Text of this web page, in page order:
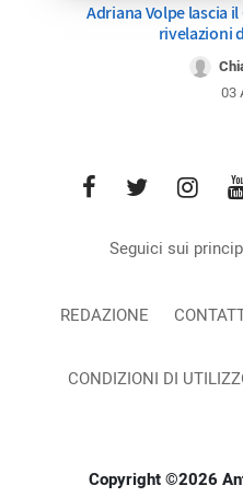
Adriana Volpe lascia
rivelazioni
03
Seguici sui
REDAZIONE
CONDIZIONI DI
Copyright ©2026